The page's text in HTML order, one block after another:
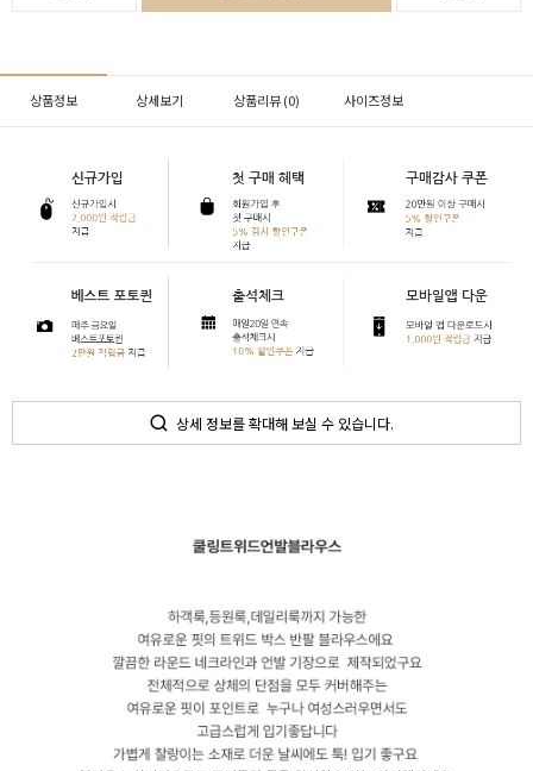
상품정보 상세보기 상품리뷰 (0) 사이즈정보
상세 정보를 확대해 보실 수 있습니다.